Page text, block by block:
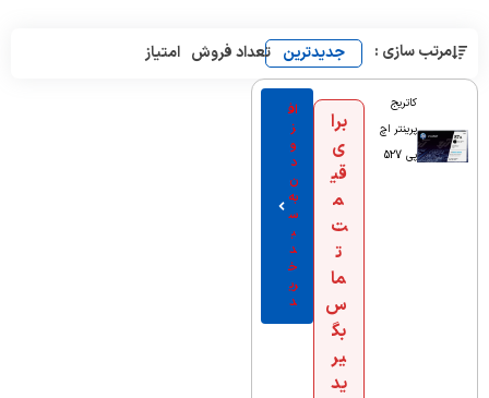
مرتب سازی : جدیدترین تعداد فروش امتیاز
کاتریج
پرینتر اچ
پی 527
برا
ی
قی
م
ت
ت
ما
س
بگ
یر
ید
اف
ز
و
د
ن
به
س
ب
د
خ
ری
د